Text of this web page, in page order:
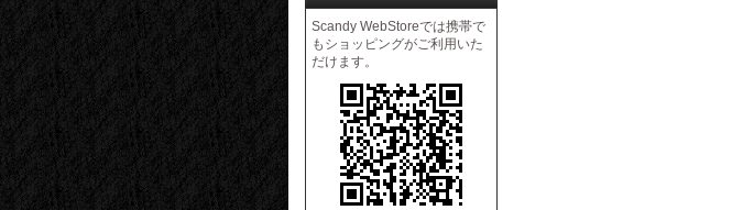
Scandy WebStoreでは携帯で
もショッピングがご利用いた
だけます。